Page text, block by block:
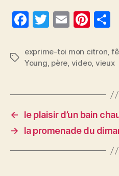
F
c
e
o
o
k
T
itt
er
E
ai
l
Pi
er
es a
g
Étiquettes
exprime-toi mon citron,
Young, père, video, vieux
←
le plaisir d’un bain
→
la promenade du